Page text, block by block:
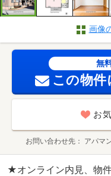
画像
無
この物
お
お問い合わせ先 アパマ
★オンライン内見、物